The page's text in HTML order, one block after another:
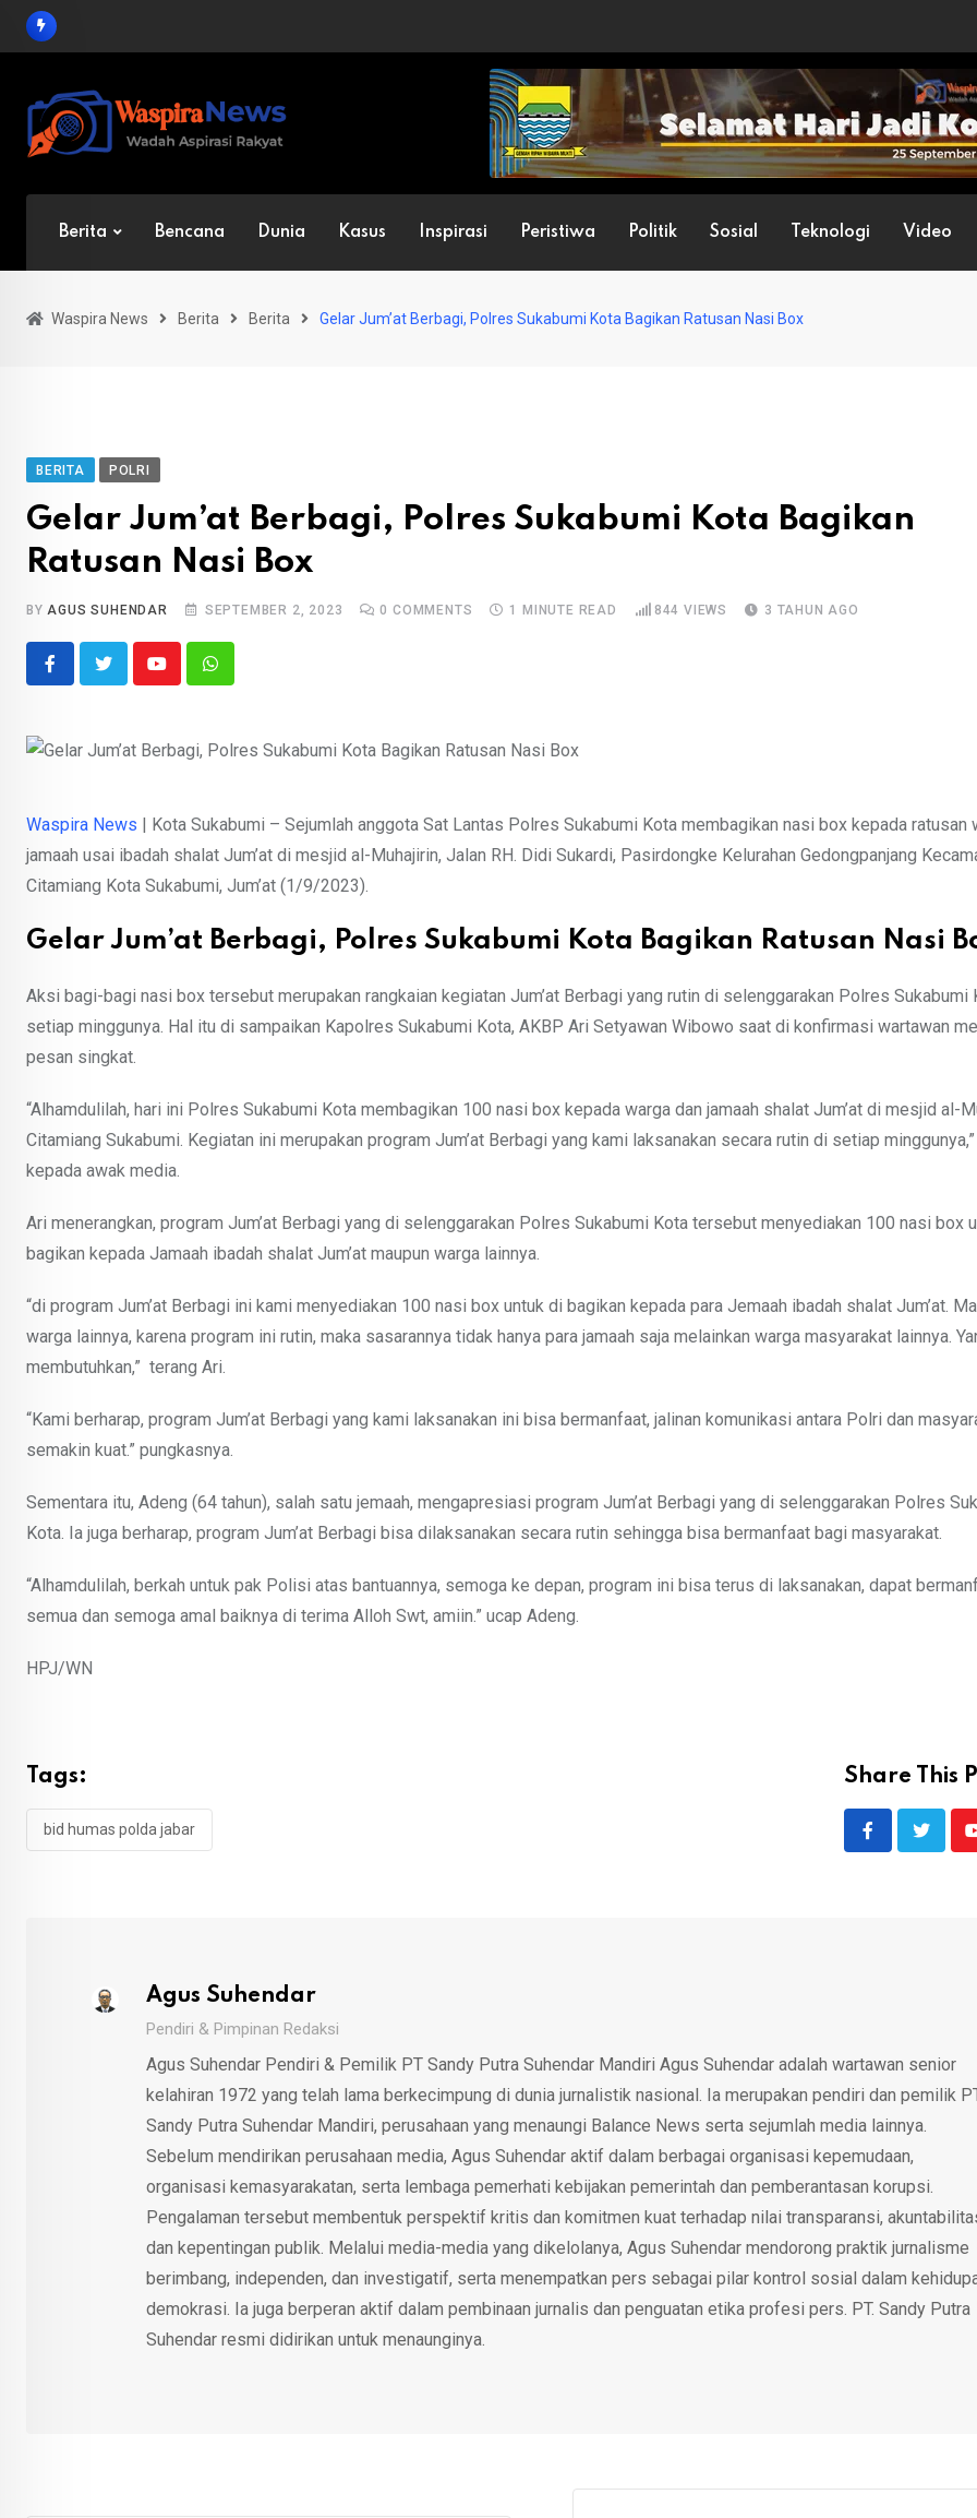
Skip
Berita Bencana Dunia Kasus Inspirasi Peristiwa Politik Sosial Teknologi Video
Waspira News Berita Berita Gelar Jum’at Berbagi, Polres Sukabumi Kota Bagikan Ratusan Nasi Box
BERITA POLRI
Gelar Jum’at Berbagi, Polres Sukabumi Kota Bagikan
Ratusan Nasi Box
BYAGUS SUHENDAR SEPTEMBER 2, 2023 0 COMMENTS 1 MINUTE READ 844 VIEWS 3 TAHUN AGO
YoutubeWhatsapp
Waspira News | Kota Sukabumi – Sejumlah anggota Sat Lantas Polres Sukabumi Kota membagikan nasi box kepada ratusan
jamaah usai ibadah shalat Jum’at di mesjid al-Muhajirin, Jalan RH. Didi Sukardi, Pasirdongke Kelurahan Gedongpanjang
Citamiang Kota Sukabumi, Jum’at (1/9/2023).
Gelar Jum’at Berbagi, Polres Sukabumi Kota Bagikan Ratusan Nasi
Aksi bagi-bagi nasi box tersebut merupakan rangkaian kegiatan Jum’at Berbagi yang rutin di selenggarakan Polres Sukabumi
setiap minggunya. Hal itu di sampaikan Kapolres Sukabumi Kota, AKBP Ari Setyawan Wibowo saat di konfirmasi wartawan
pesan singkat.
“Alhamdulilah, hari ini Polres Sukabumi Kota membagikan 100 nasi box kepada warga dan jamaah shalat Jum’at di mesjid al-
Citamiang Sukabumi. Kegiatan ini merupakan program Jum’at Berbagi yang kami laksanakan secara rutin di setiap
kepada awak media.
Ari menerangkan, program Jum’at Berbagi yang di selenggarakan Polres Sukabumi Kota tersebut menyediakan 100 nasi box
bagikan kepada Jamaah ibadah shalat Jum’at maupun warga lainnya.
“di program Jum’at Berbagi ini kami menyediakan 100 nasi box untuk di bagikan kepada para Jemaah ibadah shalat Jum’at.
warga lainnya, karena program ini rutin, maka sasarannya tidak hanya para jamaah saja melainkan warga masyarakat lainnya.
membutuhkan,” terang Ari.
“Kami berharap, program Jum’at Berbagi yang kami laksanakan ini bisa bermanfaat, jalinan komunikasi antara Polri dan
semakin kuat.” pungkasnya.
Sementara itu, Adeng (64 tahun), salah satu jemaah, mengapresiasi program Jum’at Berbagi yang di selenggarakan Polres
Kota. Ia juga berharap, program Jum’at Berbagi bisa dilaksanakan secara rutin sehingga bisa bermanfaat bagi masyarakat.
“Alhamdulilah, berkah untuk pak Polisi atas bantuannya, semoga ke depan, program ini bisa terus di laksanakan, dapat
semua dan semoga amal baiknya di terima Alloh Swt, amiin.” ucap Adeng.
HPJ/WN
Tags:
bid humas polda jabar
Share This
Agus Suhendar
Pendiri & Pimpinan Redaksi
Agus Suhendar Pendiri & Pemilik PT Sandy Putra Suhendar Mandiri Agus Suhendar adalah wartawan senior
kelahiran 1972 yang telah lama berkecimpung di dunia jurnalistik nasional. Ia merupakan pendiri dan pemilik
Sandy Putra Suhendar Mandiri, perusahaan yang menaungi Balance News serta sejumlah media lainnya.
Sebelum mendirikan perusahaan media, Agus Suhendar aktif dalam berbagai organisasi kepemudaan,
organisasi kemasyarakatan, serta lembaga pemerhati kebijakan pemerintah dan pemberantasan korupsi.
Pengalaman tersebut membentuk perspektif kritis dan komitmen kuat terhadap nilai transparansi,
dan kepentingan publik. Melalui media-media yang dikelolanya, Agus Suhendar mendorong praktik jurnalisme
berimbang, independen, dan investigatif, serta menempatkan pers sebagai pilar kontrol sosial dalam
demokrasi. Ia juga berperan aktif dalam pembinaan jurnalis dan penguatan etika profesi pers. PT. Sandy Putra
Suhendar resmi didirikan untuk menaunginya.